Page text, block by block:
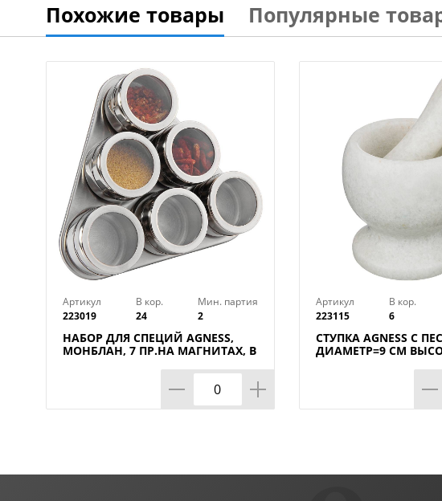
Похожие товары Популярные
Артикул
223019
В кор.
24
Мин. партия
2
НАБОР ДЛЯ СПЕЦИЙ AGNESS,
МОНБЛАН, 7 ПР.НА МАГНИТАХ, В
Артикул
223115
В кор.
6
СТУПКА AGNESS С
ДИАМЕТР=9 СМ